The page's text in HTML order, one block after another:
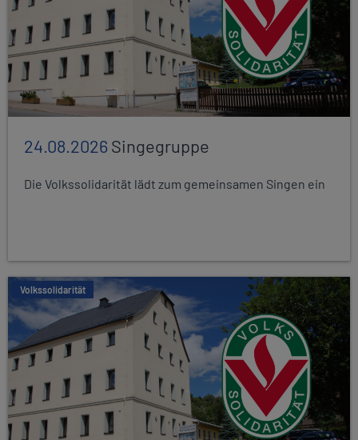
24.08.2026Singegruppe
Die Volkssolidarität lädt zum gemeinsamen Singen ein
Volkssolidarität